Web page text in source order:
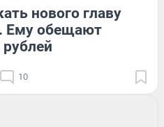
нового главу
Ему обещают
10